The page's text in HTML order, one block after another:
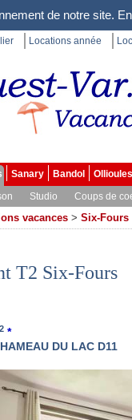
de notre site.
Locations année
Sanary Bandol Ollioules
Studio Coups de
vacances > Six-Fours
T2 Six-Fours
2 *
DU LAC D11